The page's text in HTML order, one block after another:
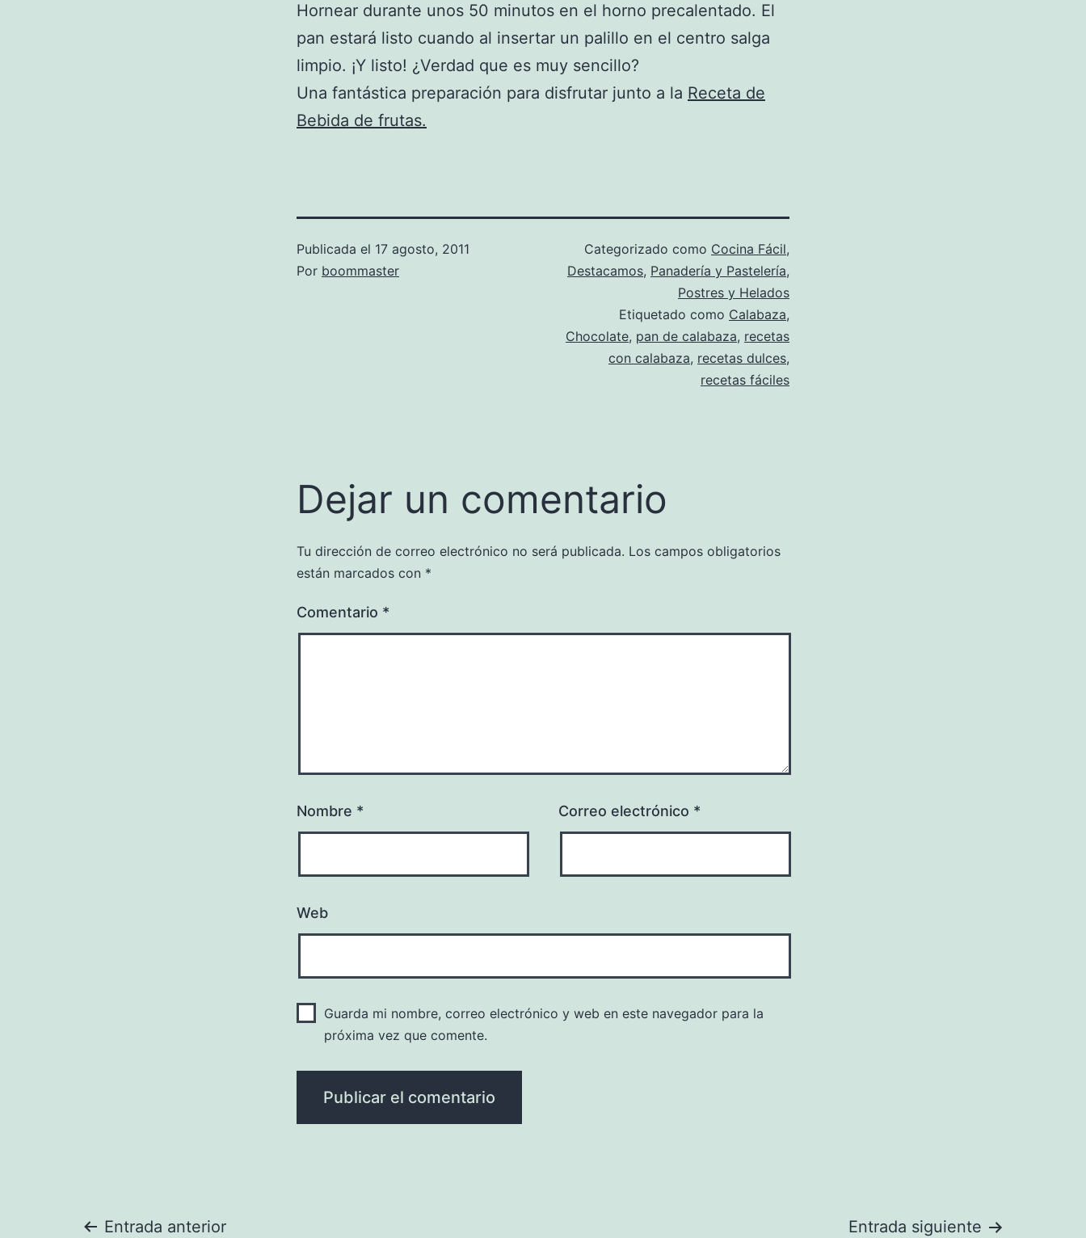
Hornear durante unos 50 minutos en el horno precalentado. El
pan estará listo cuando al insertar un palillo en el centro salga
limpio. ¡Y listo! ¿Verdad que es muy sencillo?
Una fantástica preparación para disfrutar junto a la Receta de
Bebida de frutas.
Publicada el 17 agosto, 2011
Por boommaster
Categorizado como Cocina Fácil,
Destacamos, Panadería y Pastelería,
Postres y Helados
Etiquetado como Calabaza,
Chocolate, pan de calabaza, recetas
con calabaza, recetas dulces,
recetas fáciles
Dejar un comentario
Tu dirección de correo electrónico no será publicada. Los campos obligatorios
están marcados con *
Comentario *
Nombre * Correo electrónico *
Web
Guarda mi nombre, correo electrónico y web en este navegador para la
próxima vez que comente.
Entrada anterior Entrada siguiente